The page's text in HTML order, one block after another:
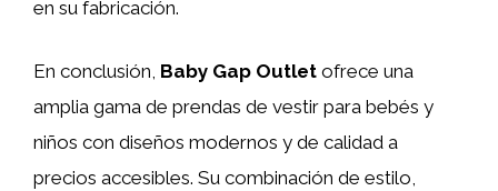
en su fabricación.
En conclusión, Baby Gap Outlet ofrece una
amplia gama de prendas de vestir para bebés y
niños con diseños modernos y de calidad a
precios accesibles. Su combinación de estilo,